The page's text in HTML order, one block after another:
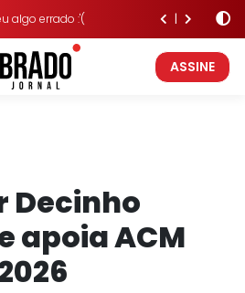
algo errado :'(
ASSINE
Decinho
apoia ACM